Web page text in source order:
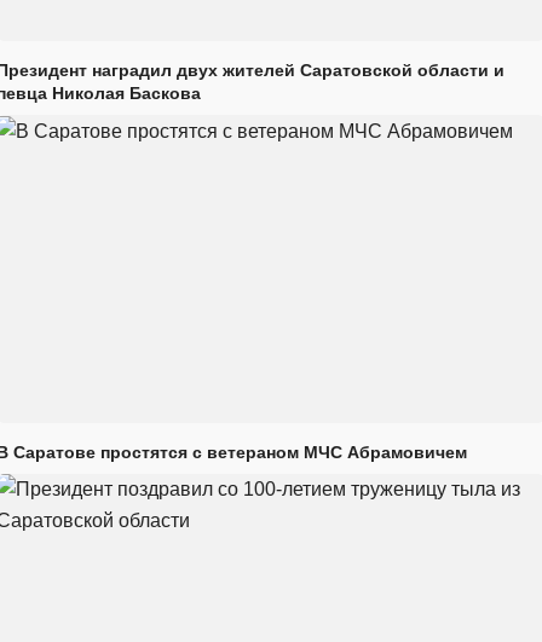
наградил двух жителей Саратовской области и
Николая Баскова
Саратове простятся с ветераном МЧС Абрамовичем